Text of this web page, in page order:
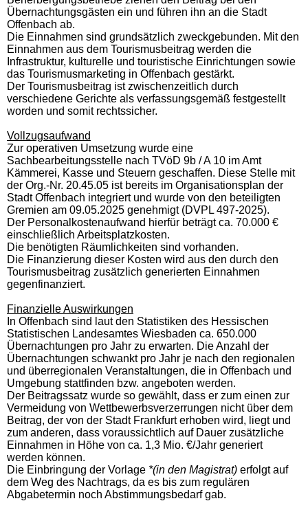
Übernachtungsgästen ein und führen ihn an die Stadt
Offenbach ab.
Die Einnahmen sind grundsätzlich zweckgebunden. Mit den
Einnahmen aus dem Tourismusbeitrag werden die
Infrastruktur, kulturelle und touristische Einrichtungen sowie
das Tourismusmarketing in Offenbach gestärkt.
Der Tourismusbeitrag ist zwischenzeitlich durch
verschiedene Gerichte als verfassungsgemäß festgestellt
worden und somit rechtssicher.
Vollzugsaufwand
Zur operativen Umsetzung wurde eine
Sachbearbeitungsstelle nach TVöD 9b / A 10 im Amt
Kämmerei, Kasse und Steuern geschaffen. Diese Stelle mit
der Org.-Nr. 20.45.05 ist bereits im Organisationsplan der
Stadt Offenbach integriert und wurde von den beteiligten
Gremien am 09.05.2025 genehmigt (DVPL 497-2025).
Der Personalkostenaufwand hierfür beträgt ca. 70.000 €
einschließlich Arbeitsplatzkosten.
Die benötigten Räumlichkeiten sind vorhanden.
Die Finanzierung dieser Kosten wird aus den durch den
Tourismusbeitrag zusätzlich generierten Einnahmen
gegenfinanziert.
Finanzielle Auswirkungen
In Offenbach sind laut den Statistiken des Hessischen
Statistischen Landesamtes Wiesbaden ca. 650.000
Übernachtungen pro Jahr zu erwarten. Die Anzahl der
Übernachtungen schwankt pro Jahr je nach den regionalen
und überregionalen Veranstaltungen, die in Offenbach und
Umgebung stattfinden bzw. angeboten werden.
Der Beitragssatz wurde so gewählt, dass er zum einen zur
Vermeidung von Wettbewerbsverzerrungen nicht über dem
Beitrag, der von der Stadt Frankfurt erhoben wird, liegt und
zum anderen, dass voraussichtlich auf Dauer zusätzliche
Einnahmen in Höhe von ca. 1,3 Mio. €/Jahr generiert
werden können.
Die Einbringung der Vorlage *(in den Magistrat) erfolgt auf
dem Weg des Nachtrags, da es bis zum regulären
Abgabetermin noch Abstimmungsbedarf gab.